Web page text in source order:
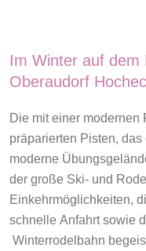
Im Winter auf dem
Oberaudorf
Die mit einer modernen
präparierten Pisten,
moderne
der große Ski- und
Einkehrmöglichkeiten,
schnelle Anfahrt sowie
Winterrodelbahn